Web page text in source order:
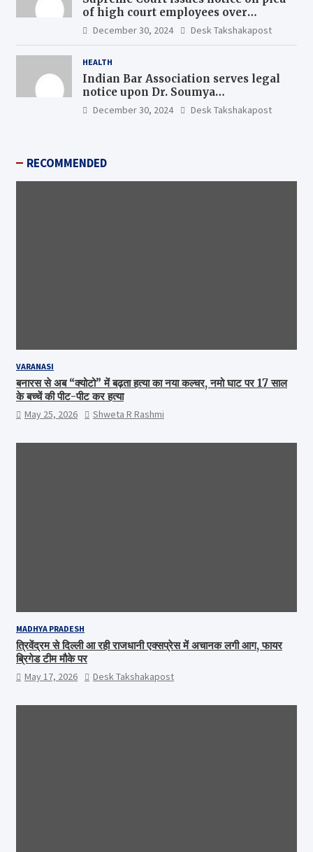
of high court employees over
uniform pay scales
December 30, 2024 Desk Takshakapost
HEALTH
Indian Bar Association serves legal
notice upon Dr. Soumya
Swaminathan, the Chief Scientist,
December 30, 2024 Desk Takshakapost
RECOMMENDED
VARANASI
बनारस से अब “क्योटो” में बढ़ता हत्या का नया कल्चर, नमो घाट पर 17 साल
के बच्चें की पीट-पीट कर हत्या
May 25, 2026 Shweta R Rashmi
MADHYA PRADESH
त्रिवेंद्रम से दिल्ली आ रही राजधानी एक्सप्रेस में अचानक लगी आग, फायर
ब्रिगेड टीम मौके पर
May 17, 2026 Desk Takshakapost